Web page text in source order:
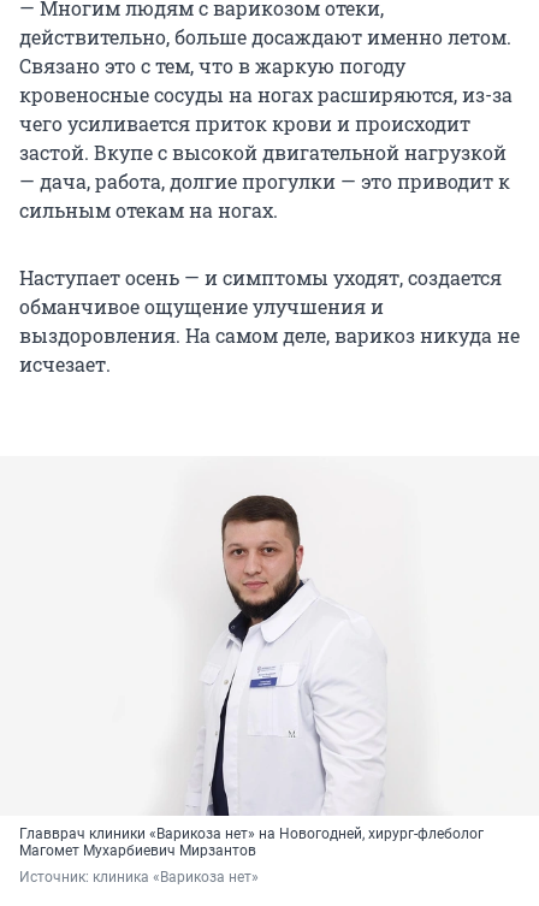
— Многим людям с варикозом отеки,
действительно, больше досаждают именно летом.
Связано это с тем, что в жаркую погоду
кровеносные сосуды на ногах расширяются, из-за
чего усиливается приток крови и происходит
застой. Вкупе с высокой двигательной нагрузкой
— дача, работа, долгие прогулки — это приводит к
сильным отекам на ногах.
Наступает осень — и симптомы уходят, создается
обманчивое ощущение улучшения и
выздоровления. На самом деле, варикоз никуда не
исчезает.
Главврач клиники «Варикоза нет» на Новогодней, хирург-флеболог
Магомет Мухарбиевич Мирзантов
Источник: клиника «Варикоза нет»